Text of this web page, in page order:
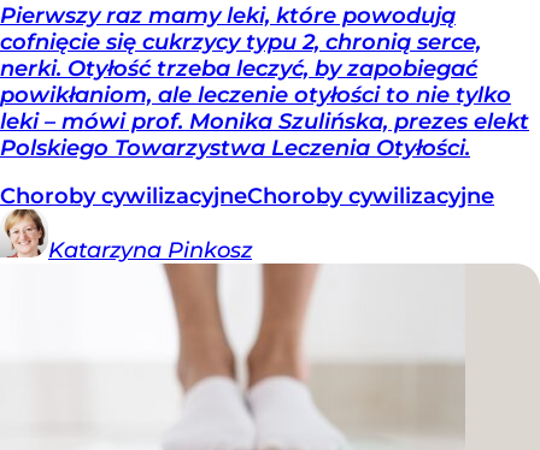
Pierwszy raz mamy leki, które powodują
cofnięcie się cukrzycy typu 2, chronią serce,
nerki. Otyłość trzeba leczyć, by zapobiegać
powikłaniom, ale leczenie otyłości to nie tylko
leki – mówi prof. Monika Szulińska, prezes elekt
Polskiego Towarzystwa Leczenia Otyłości.
Choroby cywilizacyjneChoroby cywilizacyjne
Katarzyna Pinkosz